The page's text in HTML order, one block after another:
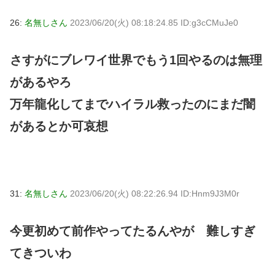
26: 名無しさん 2023/06/20(火) 08:18:24.85 ID:g3cCMuJe0
さすがにブレワイ世界でもう1回やるのは無理
があるやろ
万年龍化してまでハイラル救ったのにまだ闇
があるとか可哀想
31: 名無しさん 2023/06/20(火) 08:22:26.94 ID:Hnm9J3M0r
今更初めて前作やってたるんやが 難しすぎ
てきついわ